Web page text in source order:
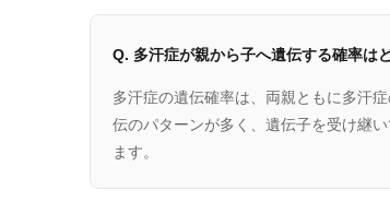
Q. 多汗症が親から子へ遺伝する確率は
多汗症の遺伝確率は、両親ともに多汗
伝のパターンが多く、遺伝子を受け継
ます。